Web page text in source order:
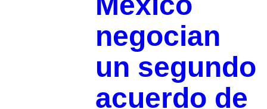
negocian
un segundo
acuerdo de